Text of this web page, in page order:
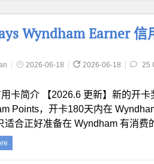
Wyndham Earner 信
2026-06-18 2026-06-18 25
用卡简介 【2026.6 更新】新的开
Points，开卡180天内在
适合正好准备在 Wyndham 有消费